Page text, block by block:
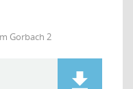
Gorbach 2